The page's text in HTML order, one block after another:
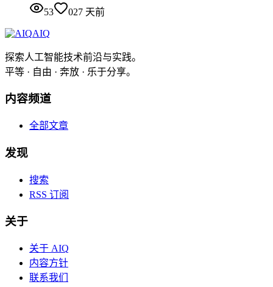
53
027 天前
AIQ
探索人工智能技术前沿与实践。
平等 · 自由 · 奔放 · 乐于分享。
内容频道
全部文章
发现
搜索
RSS 订阅
关于
关于 AIQ
内容方针
联系我们